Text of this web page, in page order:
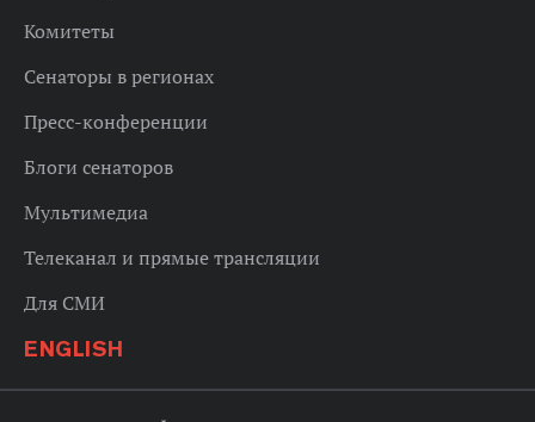
Комитеты
Сенаторы в регионах
Пресс-конференции
Блоги сенаторов
Мультимедиа
Телеканал и прямые трансляции
Для СМИ
ENGLISH